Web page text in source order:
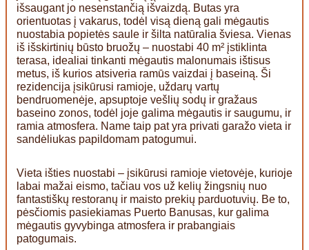
išsaugant jo nesenstančią išvaizdą. Butas yra
orientuotas į vakarus, todėl visą dieną gali mėgautis
nuostabia popietės saule ir šilta natūralia šviesa. Vienas
iš išskirtinių būsto bruožų – nuostabi 40 m² įstiklinta
terasa, idealiai tinkanti mėgautis malonumais ištisus
metus, iš kurios atsiveria ramūs vaizdai į baseiną. Ši
rezidencija įsikūrusi ramioje, uždarų vartų
bendruomenėje, apsuptoje vešlių sodų ir gražaus
baseino zonos, todėl joje galima mėgautis ir saugumu, ir
ramia atmosfera. Name taip pat yra privati garažo vieta ir
sandėliukas papildomam patogumui.
Vieta išties nuostabi – įsikūrusi ramioje vietovėje, kurioje
labai mažai eismo, tačiau vos už kelių žingsnių nuo
fantastiškų restoranų ir maisto prekių parduotuvių. Be to,
pėsčiomis pasiekiamas Puerto Banusas, kur galima
mėgautis gyvybinga atmosfera ir prabangiais
patogumais.